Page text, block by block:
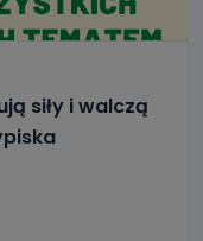
siły i walczą